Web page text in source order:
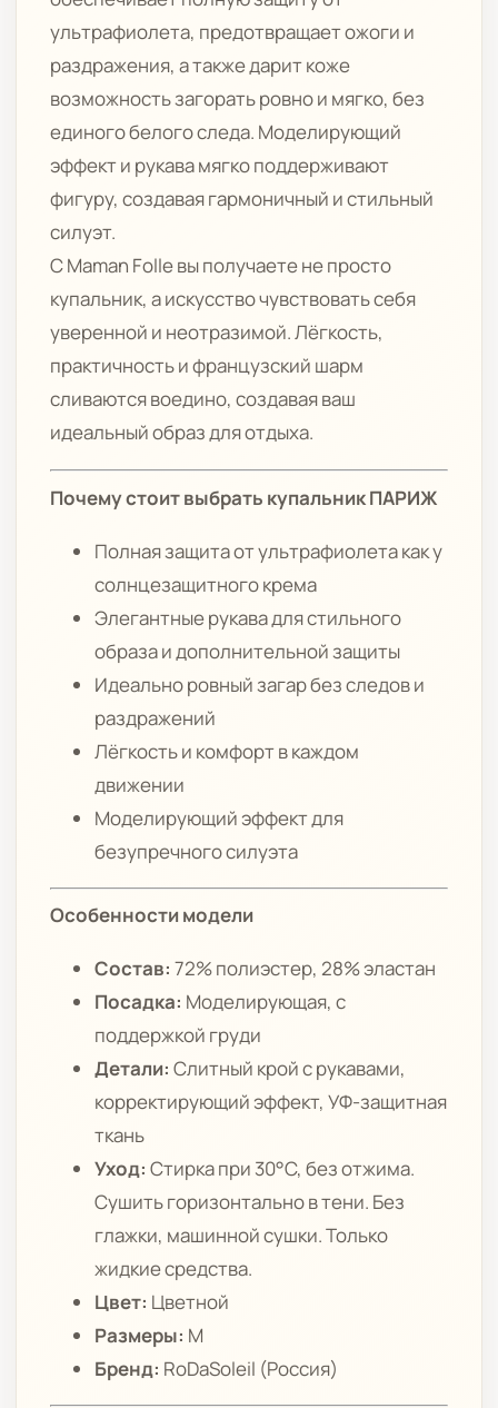
ультрафиолета, предотвращает ожоги и
раздражения, а также дарит коже
возможность загорать ровно и мягко, без
единого белого следа. Моделирующий
эффект и рукава мягко поддерживают
фигуру, создавая гармоничный и стильный
силуэт.
С Maman Folle вы получаете не просто
купальник, а искусство чувствовать себя
уверенной и неотразимой. Лёгкость,
практичность и французский шарм
сливаются воедино, создавая ваш
идеальный образ для отдыха.
Почему стоит выбрать купальник ПАРИЖ
Полная защита от ультрафиолета как у
солнцезащитного крема
Элегантные рукава для стильного
образа и дополнительной защиты
Идеально ровный загар без следов и
раздражений
Лёгкость и комфорт в каждом
движении
Моделирующий эффект для
безупречного силуэта
Особенности модели
Состав: 72% полиэстер, 28% эластан
Посадка: Моделирующая, с
поддержкой груди
Детали: Слитный крой с рукавами,
корректирующий эффект, УФ-защитная
ткань
Уход: Стирка при 30°C, без отжима.
Сушить горизонтально в тени. Без
глажки, машинной сушки. Только
жидкие средства.
Цвет: Цветной
Размеры: M
Бренд: RoDaSoleil (Россия)